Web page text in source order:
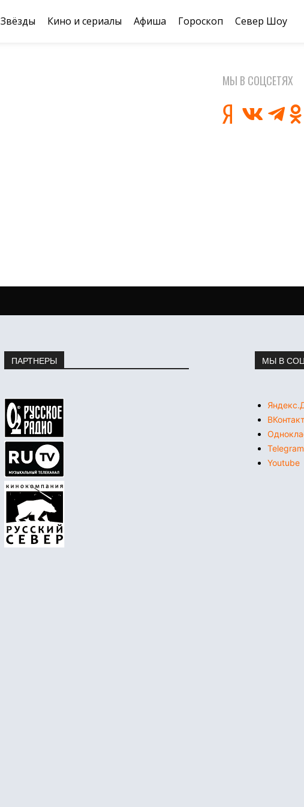
Звёзды Кино и сериалы Афиша Гороскоп Север Шоу
МЫ В СОЦСЕТЯХ
ПАРТНЕРЫ МЫ В
Telegram
Youtube